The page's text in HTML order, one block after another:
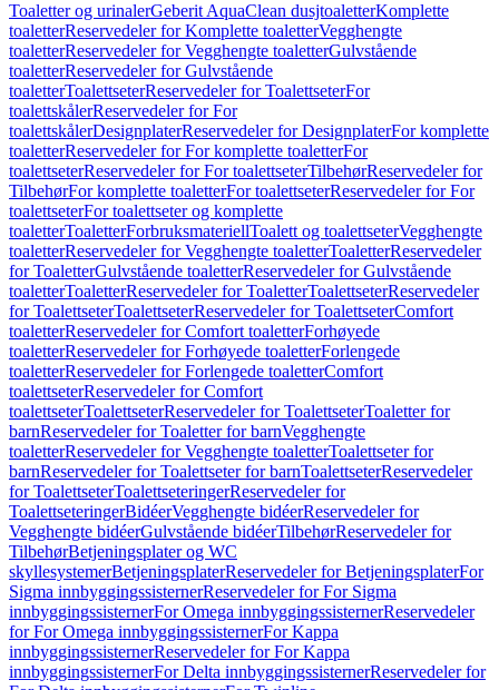
Toaletter og urinalerGeberit AquaClean dusjtoaletterKomplette
toaletterReservedeler for Komplette toaletterVegghengte
toaletterReservedeler for Vegghengte toaletterGulvstående
toaletterReservedeler for Gulvstående
toaletterToalettseterReservedeler for ToalettseterFor
toalettskålerReservedeler for For
toalettskålerDesignplaterReservedeler for DesignplaterFor komplette
toaletterReservedeler for For komplette toaletterFor
toalettseterReservedeler for For toalettseterTilbehørReservedeler for
TilbehørFor komplette toaletterFor toalettseterReservedeler for For
toalettseterFor toalettseter og komplette
toaletterToaletterForbruksmateriellToalett og toalettseterVegghengte
toaletterReservedeler for Vegghengte toaletterToaletterReservedeler
for ToaletterGulvstående toaletterReservedeler for Gulvstående
toaletterToaletterReservedeler for ToaletterToalettseterReservedeler
for ToalettseterToalettseterReservedeler for ToalettseterComfort
toaletterReservedeler for Comfort toaletterForhøyede
toaletterReservedeler for Forhøyede toaletterForlengede
toaletterReservedeler for Forlengede toaletterComfort
toalettseterReservedeler for Comfort
toalettseterToalettseterReservedeler for ToalettseterToaletter for
barnReservedeler for Toaletter for barnVegghengte
toaletterReservedeler for Vegghengte toaletterToalettseter for
barnReservedeler for Toalettseter for barnToalettseterReservedeler
for ToalettseterToalettseteringerReservedeler for
ToalettseteringerBidéerVegghengte bidéerReservedeler for
Vegghengte bidéerGulvstående bidéerTilbehørReservedeler for
TilbehørBetjeningsplater og WC
skyllesystemerBetjeningsplaterReservedeler for BetjeningsplaterFor
Sigma innbyggingssisternerReservedeler for For Sigma
innbyggingssisternerFor Omega innbyggingssisternerReservedeler
for For Omega innbyggingssisternerFor Kappa
innbyggingssisternerReservedeler for For Kappa
innbyggingssisternerFor Delta innbyggingssisternerReservedeler for